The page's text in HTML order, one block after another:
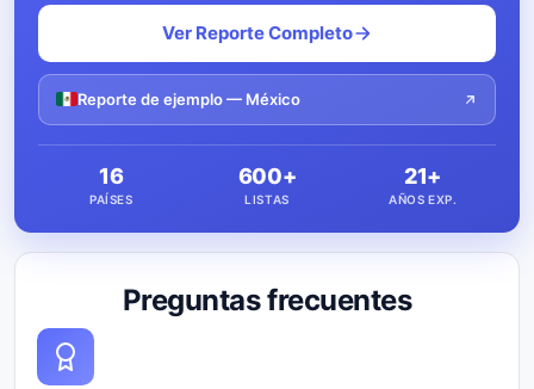
Preguntas frecuentes
Ver Reporte Completo
Reporte de ejemplo — México
16
PAÍSES
600+
LISTAS
21+
AÑOS EXP.